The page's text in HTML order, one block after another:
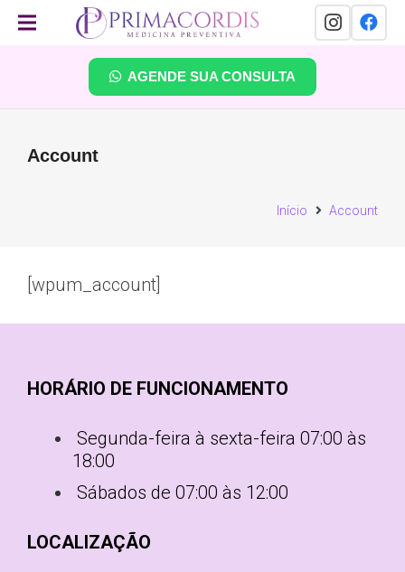
AGENDE SUA CONSULTA
Account
Início Account
[wpum_account]
HORÁRIO DE FUNCIONAMENTO
Segunda-feira à sexta-feira 07:00 às
18:00
Sábados de 07:00 às 12:00
LOCALIZAÇÃO